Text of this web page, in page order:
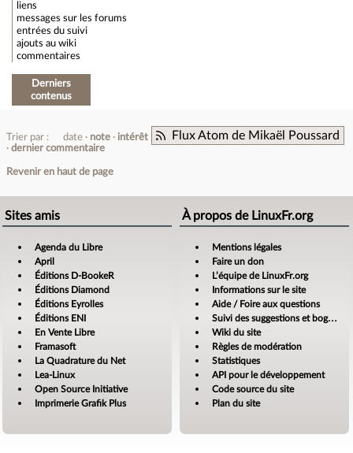
liens
messages sur les forums
entrées du suivi
ajouts au wiki
commentaires
Derniers
contenus
Flux Atom de Mikaël Poussard
Trier par : date note
intérêt
dernier commentaire
Revenir en haut de page
Sites amis
Agenda du Libre
April
Éditions D-BookeR
Éditions Diamond
Éditions Eyrolles
Éditions ENI
En Vente Libre
Framasoft
La Quadrature du Net
Lea-Linux
Open Source Initiative
Imprimerie Grafik Plus
À propos de LinuxFr.org
Mentions légales
Faire un don
L’équipe de LinuxFr.org
Informations sur le site
Aide / Foire aux questions
Suivi des suggestions et bogues
Wiki du site
Règles de modération
Statistiques
API pour le développement
Code source du site
Plan du site